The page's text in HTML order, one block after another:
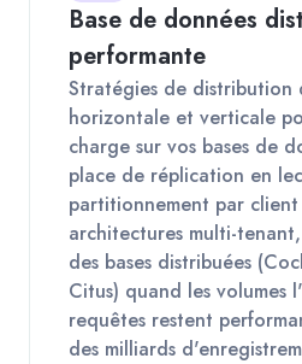
Base de données
performante
Stratégies de distribution
horizontale et verticale
charge sur vos bases de
place de réplication en
partitionnement par
architectures multi-
des bases distribuées
Citus) quand les volumes
requêtes restent
des milliards